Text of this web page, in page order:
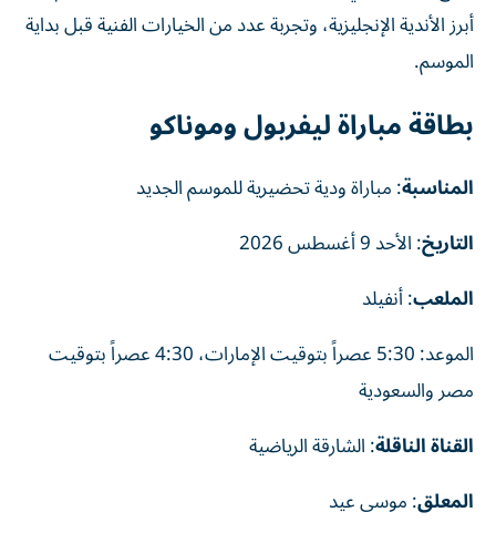
أبرز الأندية الإنجليزية، وتجربة عدد من الخيارات الفنية قبل بداية
الموسم.
بطاقة مباراة ليفربول وموناكو
المناسبة: مباراة ودية تحضيرية للموسم الجديد
التاريخ: الأحد 9 أغسطس 2026
الملعب: أنفيلد
الموعد: 5:30 عصراً بتوقيت الإمارات، 4:30 عصراً بتوقيت
مصر والسعودية
القناة الناقلة: الشارقة الرياضية
المعلق: موسى عيد